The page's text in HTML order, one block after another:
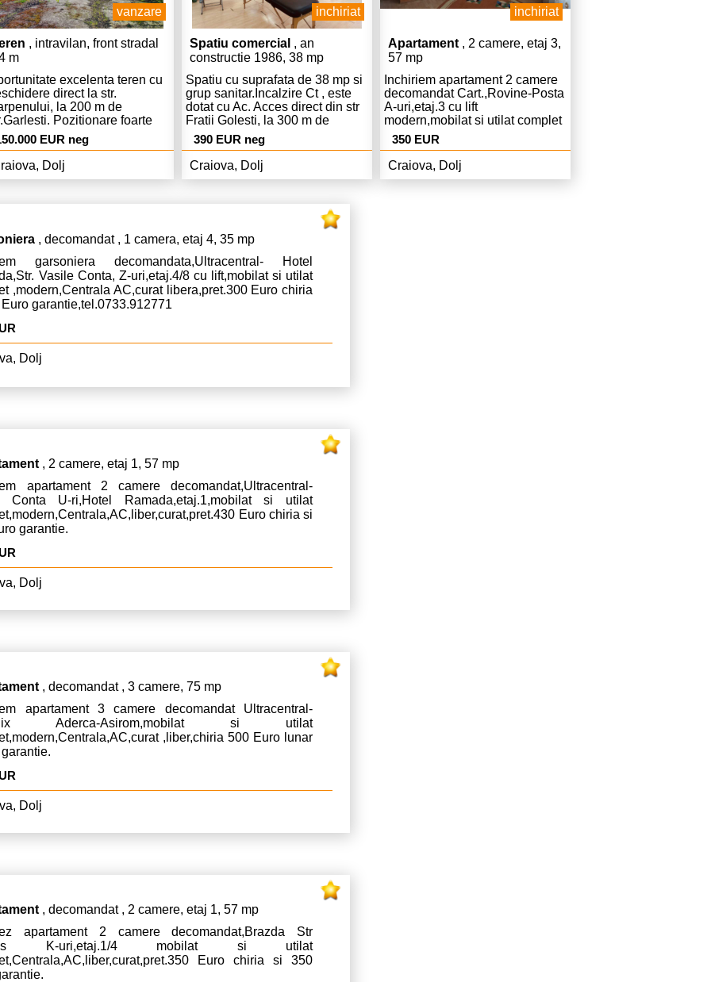
vanzare
, intravilan, front stradal
m
excelenta teren cu
direct la str.
la 200 m de
Pozitionare foarte
cu acces direct la drum
asfaltat. Suprafata
de 625 mp si
de 14m,vecin?t?ți
proprietatii. In fata
este spatiu amenajat
2 locuri de parcare. Zona
ideal pentru locuinta,
de autobuz, loc de joaca
copii. Terenul ofera
ideala intre
utilitati deja
imediata Pentru
unei vizionari va
EUR neg
Dolj
inchiriat
Spatiu comercial , an
constructie 1986, 38 mp
Spatiu cu suprafata de 38 mp si
grup sanitar.Incalzire Ct , este
dotat cu Ac. Acces direct din str
Fratii Golesti, la 300 m de
intrarea in Piata centrala.
Destinatie comercial, birouri,
salon, sala gimnastica, masaj.
390 EUR neg
Craiova, Dolj
inchiriat
Apartament , 2 camere, etaj 3,
57 mp
Inchiriem apartament 2 camere
decomandat Cart.,Rovine-Posta
A-uri,etaj.3 cu lift
modern,mobilat si utilat complet
modern,Centrala,AC,curat,liber,pret.350
Euro chiria si 350 Euro garantie.
350 EUR
Craiova, Dolj
, decomandat , 1 camera, etaj 4, 35 mp
garsoniera decomandata,Ultracentral- Hotel
Vasile Conta, Z-uri,etaj.4/8 cu lift,mobilat si utilat
,modern,Centrala AC,curat libera,pret.300 Euro chiria
garantie,tel.0733.912771
Dolj
, 2 camere, etaj 1, 57 mp
apartament 2 camere decomandat,Ultracentral-
Conta U-ri,Hotel Ramada,etaj.1,mobilat si utilat
Euro chiria si
garantie.
Dolj
, decomandat , 3 camere, 75 mp
apartament 3 camere decomandat Ultracentral-
Aderca-Asirom,mobilat si utilat
,liber,chiria 500 Euro lunar
Dolj
, decomandat , 2 camere, etaj 1, 57 mp
apartament 2 camere decomandat,Brazda Str
K-uri,etaj.1/4 mobilat si utilat
Euro chiria si 350